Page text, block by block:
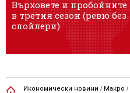
Върховете и пробойните
в третия сезон (ревю без
спойлери)
Икономически новини / Макро /